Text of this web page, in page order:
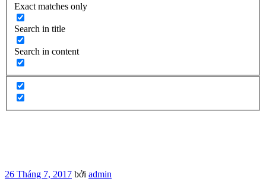
Exact matches only
Search in title
Search in content
Đăng
26 Tháng 7, 2017 bởi admin